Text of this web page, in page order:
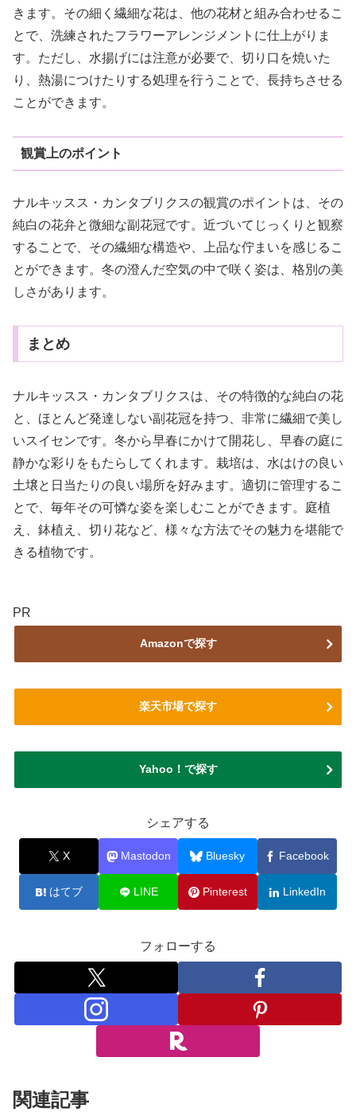
きます。その細く繊細な花は、他の花材と組み合わせるこ
とで、洗練されたフラワーアレンジメントに仕上がりま
す。ただし、水揚げには注意が必要で、切り口を焼いた
り、熱湯につけたりする処理を行うことで、長持ちさせる
ことができます。
観賞上のポイント
ナルキッスス・カンタブリクスの観賞のポイントは、その
純白の花弁と微細な副花冠です。近づいてじっくりと観察
することで、その繊細な構造や、上品な佇まいを感じるこ
とができます。冬の澄んだ空気の中で咲く姿は、格別の美
しさがあります。
まとめ
ナルキッスス・カンタブリクスは、その特徴的な純白の花
と、ほとんど発達しない副花冠を持つ、非常に繊細で美し
いスイセンです。冬から早春にかけて開花し、早春の庭に
静かな彩りをもたらしてくれます。栽培は、水はけの良い
土壌と日当たりの良い場所を好みます。適切に管理するこ
とで、毎年その可憐な姿を楽しむことができます。庭植
え、鉢植え、切り花など、様々な方法でその魅力を堪能で
きる植物です。
PR
Amazonで探す
楽天市場で探す
Yahoo！で探す
シェアする
X Mastodon Bluesky Facebook
はてブ LINE Pinterest LinkedIn
フォローする
関連記事